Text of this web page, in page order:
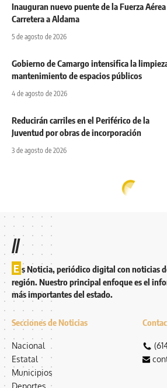
Inauguran nuevo puente de la Fuerza
Carretera a Aldama
5 de agosto de 2026
Gobierno de Camargo intensifica la
mantenimiento de espacios públicos
4 de agosto de 2026
Reducirán carriles en el Periférico de la
Juventud por obras de incorporación
3 de agosto de 2026
//
E s Noticia, periódico digital con noticias
región. Nuestro principal enfoque es el
más importantes del estado.
Secciones de Noticias
Nacional
Estatal
Municipios
Deportes